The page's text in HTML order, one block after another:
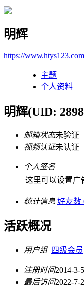
明辉
https://
主题
个人资料
明辉(UID:
邮箱状态未验证
视频认证未认证
个人签名
这里可以设置广
统计信息 好友数
活跃概况
用户组 四级会员
注册时间2014-3-
最后访问2022-7-